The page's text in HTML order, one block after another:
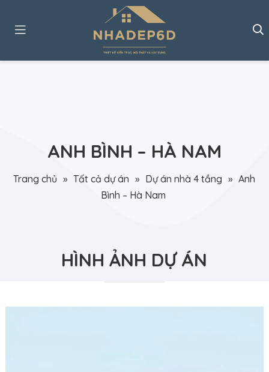
ANH BÌNH – HÀ NAM
Trang chủ » Tất cả dự án » Dự án nhà 4 tầng » Anh
Bình – Hà Nam
HÌNH ẢNH DỰ ÁN